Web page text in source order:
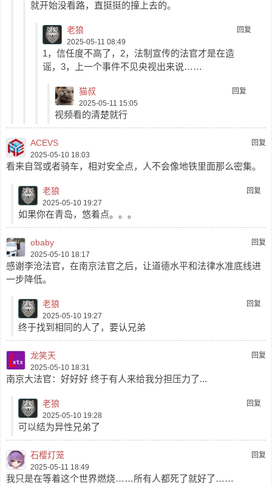
就开始没看路，直挺挺的撞上去的。
回复
老狼
2025-05-11 08:49
1，信任度不高了，2，法制宣传的法官才是在造
谣，3，上一个事件不见央视出来说……
回复
猫叔
2025-05-11 15:05
视频看的清楚就行
回复
ACEVS
2025-05-10 18:03
看来自驾或者骑车，相对安全点，人不会像地铁里面那么密集。
回复
老狼
2025-05-10 19:27
如果你在青岛，悠着点。。。
回复
obaby
2025-05-10 18:17
感谢李沧法官，在南京法官之后，让道德水平和法律水准底线进
一步降低。
回复
老狼
2025-05-10 19:27
终于找到相同的人了，要认兄弟
回复
龙笑天
2025-05-10 18:31
南京大法官：好好好 终于有人来给我分担压力了...
回复
老狼
2025-05-10 19:28
可以结为异性兄弟了
回复
石樱灯笼
2025-05-11 18:49
我只是在等着这个世界燃烧……所有人都死了就好了……